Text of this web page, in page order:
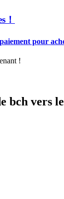
！
pour
!
bch vers